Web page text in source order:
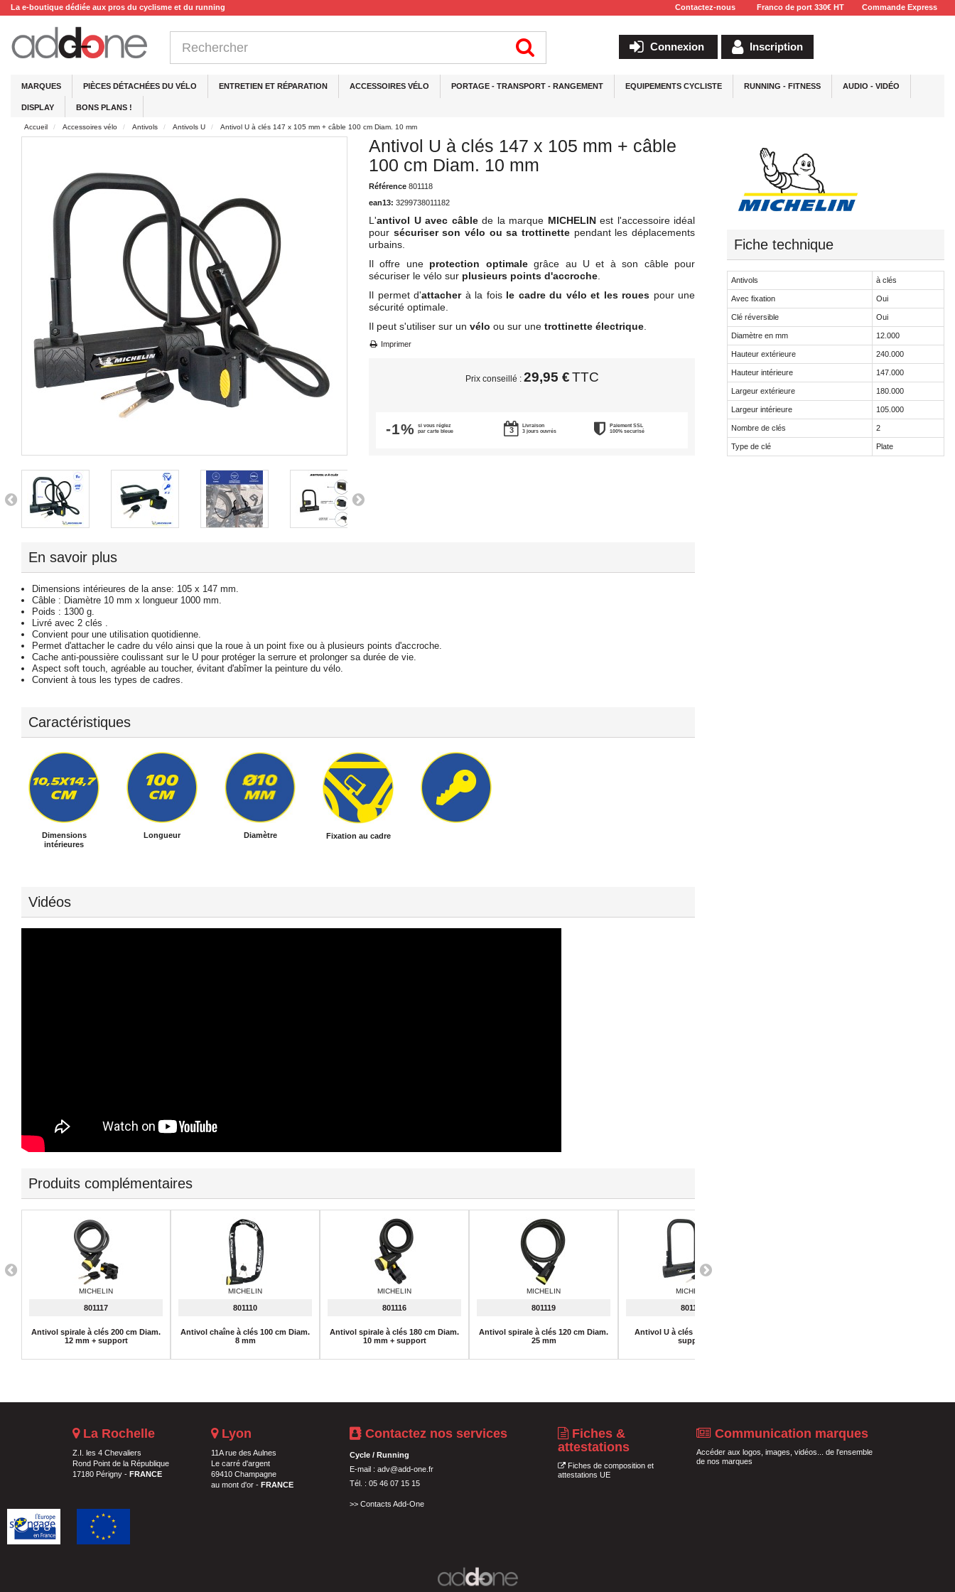
La e-boutique dédiée aux pros du cyclisme et du running Contactez-nous Franco de port 330€ HT Commande Express
Connexion Inscription
MARQUES PIÈCES DÉTACHÉES DU VÉLO ENTRETIEN ET RÉPARATION ACCESSOIRES VÉLO PORTAGE - TRANSPORT - RANGEMENT EQUIPEMENTS CYCLISTE RUNNING - FITNESS AUDIO - VIDÉO
DISPLAY BONS PLANS !
Accueil Accessoires vélo Antivols Antivols U Antivol U à clés 147 x 105 mm + câble 100 cm Diam. 10 mm
Antivol U à clés 147 x 105 mm + câble
100 cm Diam. 10 mm
Référence 801118
ean13: 3299738011182
L'antivol U avec câblede la marque MICHELINest l'accessoire idéal
pour sécuriser son vélo ou sa trottinette pendant les déplacements
urbains.
Il offre une protection optimalegrâce au U et à son câble pour
sécuriser le vélo sur plusieurs points d'accroche
Il permet d'attacherà la fois le cadre du vélo et les roues pour une
sécurité optimale.
Il peut s'utiliser sur un vélo ou sur une trottinette électrique
Imprimer
Prix conseillé : 29,95 €TTC
-1%
si vous réglez
par carte bleue
Livraison
3 jours ouvrés
Paiement SSL
100% securisé
En savoir plus
Dimensions intérieures de la anse: 105 x 147 mm.
Câble : Diamètre 10 mm x longueur 1000 mm.
Poids : 1300 g.
Livré avec 2 clés .
Convient pour une utilisation quotidienne.
Permet d'attacher le cadre du vélo ainsi que la roue à un point fixe ou à plusieurs points d'accroche.
Cache anti-poussière coulissant sur le U pour protéger la serrure et prolonger sa durée de vie.
Aspect soft touch, agréable au toucher, évitant d'abîmer la peinture du vélo.
Convient à tous les types de cadres.
Caractéristiques
Dimensions
intérieures
Longueur Diamètre Fixation au cadre
Vidéos
Produits complémentaires
MICHELIN
801117
Antivol spirale à clés 200 cm Diam.
12 mm + support
MICHELIN
801110
Antivol chaîne à clés 100 cm Diam.
8 mm
MICHELIN
801116
Antivol spirale à clés 180 cm Diam.
10 mm + support
MICHELIN
801119
Antivol spirale à clés 120 cm Diam.
25 mm
MICHELIN
801113
Antivol U à clés 170 x 105 mm +
support
Fiche technique
Antivols à clés
Avec fixation Oui
Clé réversible Oui
Diamètre en mm 12.000
Hauteur extérieure 240.000
Hauteur intérieure 147.000
Largeur extérieure 180.000
Largeur intérieure 105.000
Nombre de clés 2
Type de clé Plate
La Rochelle
Z.I. les 4 Chevaliers
Rond Point de la République
17180 Périgny - FRANCE
Lyon
11A rue des Aulnes
Le carré d'argent
69410 Champagne
au mont d'or - FRANCE
Contactez nos services
Cycle / Running
E-mail : adv@add-one.fr
Tél. : 05 46 07 15 15
>> Contacts Add-One
Fiches &
attestations
Fiches de composition et
attestations UE
Communication marques
Accéder aux logos, images, vidéos... de l'ensemble
de nos marques